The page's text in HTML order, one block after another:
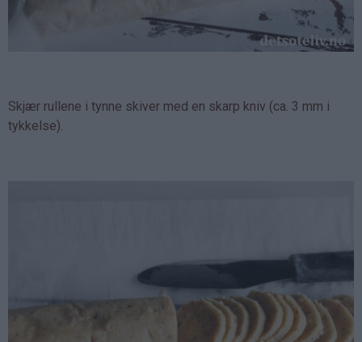
Skjær rullene i tynne skiver med en skarp kniv (ca. 3 mm i
tykkelse).